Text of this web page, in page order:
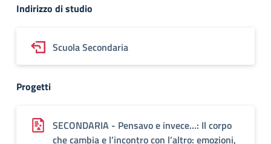
Indirizzo di studio
Scuola Secondaria
Progetti
SECONDARIA - Pensavo e invece...: Il corpo
che cambia e l’incontro con l’altro: emozioni,